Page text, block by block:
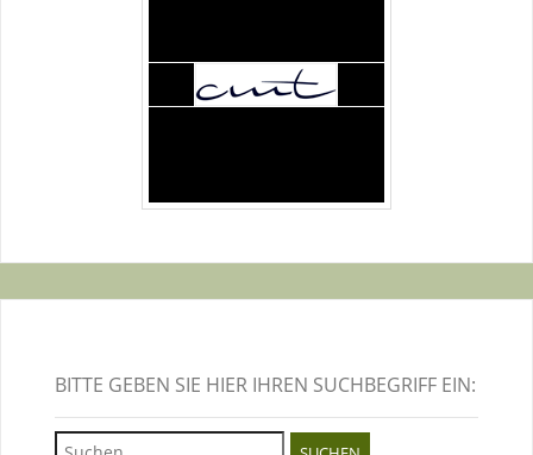
BITTE GEBEN SIE HIER IHREN SUCHBEGRIFF EIN:
Suchen